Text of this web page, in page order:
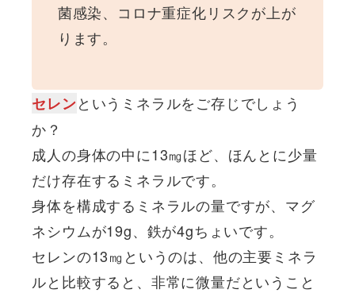
菌感染、コロナ重症化リスクが上が
ります。
セレンというミネラルをご存じでしょう
か？
成人の身体の中に13㎎ほど、ほんとに少量
だけ存在するミネラルです。
身体を構成するミネラルの量ですが、マグ
ネシウムが19g、鉄が4gちょいです。
セレンの13㎎というのは、他の主要ミネラ
ルと比較すると、非常に微量だということ